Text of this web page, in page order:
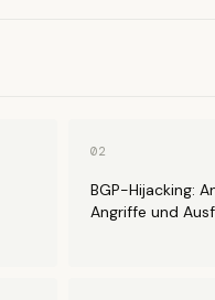
02
BGP-Hijacking:
Angriffe und